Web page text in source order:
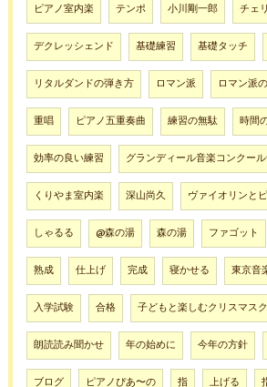
ピアノ室内楽 テンポ 小川剛一郎 チェ
デクレッシェンド 基礎練習 基礎タッチ
リタルダンドの弾き方 ロマン派 ロマン派
重唱 ピアノ五重奏曲 練習の無駄 時間
効率の良い練習 グランディール音楽コンクー
くりやま室内楽 深山尚久 ヴァイオリンと
しゃるる @森の湯 森の湯 ファゴット
熟成 仕上げ 完成 寝かせる 東京音
入学試験 合格 子どもと楽しむクリスマス
朗読読み聞かせ 年の始めに 今年の方針
ブログ ピアノぴあ〜の 指 上げる